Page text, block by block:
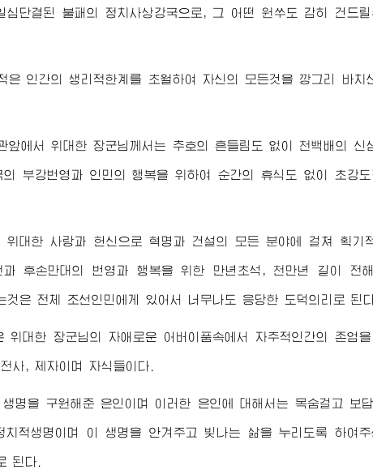
심단결된 불패의 정치사상강국으로, 그 어떤 원쑤도 감히 건드
은 인간의 생리적한계를 초월하여 자신의 모든것을 깡그리 바치
앞에서위대한 장군님 께서는 추호의 흔들림도 없이 천백배의 신
부강번영과 인민의 행복을 위하여 순간의 휴식도 없이 초강도
대한 사랑과 헌신으로 혁명과 건설의 모든 분야에 걸쳐 획기
후손만대의 번영과 행복을 위한 만년초석, 천만년 길이 전
것은 전체 조선인민에게 있어서 너무나도 응당한 도덕의리로 된다
위대한 장군님의 자애로운 어버이품속에서 자주적인간의 존엄
사, 제자이며 자식들이다.
명을 구원해준 은인이며 이러한 은인에 대해서는 목숨걸고 보
적생명이며 이 생명을 안겨주고 빛나는 삶을 누리도록 하여주
된다.